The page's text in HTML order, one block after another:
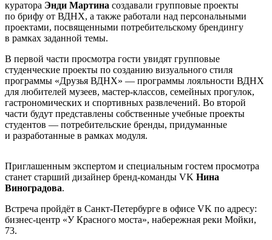
куратора Энди Мартина создавали групповые проекты
по брифу от ВДНХ, а также работали над персональными
проектами, посвященными потребительскому брендингу
в рамках заданной темы.
В первой части просмотра гости увидят групповые
студенческие проекты по созданию визуального стиля
программы «Друзья ВДНХ» — программы лояльности ВДНХ
для любителей музеев, мастер-классов, семейных прогулок,
гастрономических и спортивных развлечений. Во второй
части будут представлены собственные учебные проекты
студентов — потребительские бренды, придуманные
и разработанные в рамках модуля.
Приглашенным экспертом и специальным гостем просмотра
станет старший дизайнер бренд-команды VK Нина
Виноградова.
Встреча пройдёт в Санкт-Петербурге в офисе VK по адресу:
бизнес-центр «У Красного моста», набережная реки Мойки,
73.